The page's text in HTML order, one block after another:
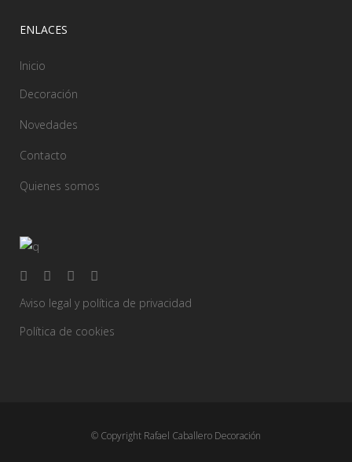
ENLACES
Inicio
Decoración
Novedades
Contacto
Quienes somos
Aviso legal y política de privacidad
Política de cookies
© Copyright Rafael Caballero Decoración